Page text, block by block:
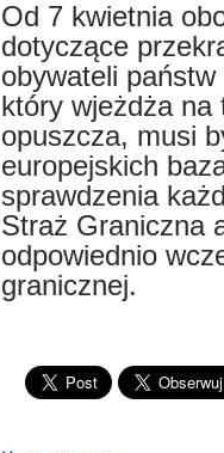
Od 7 kwietnia
dotyczące
obywateli
który wjeżdża na
opuszcza, musi
europejskich
sprawdzenia
Straż Graniczna
odpowiednio
granicznej.